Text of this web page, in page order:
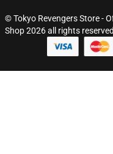
© Tokyo Revengers Store -
Shop 2026 all rights reserved